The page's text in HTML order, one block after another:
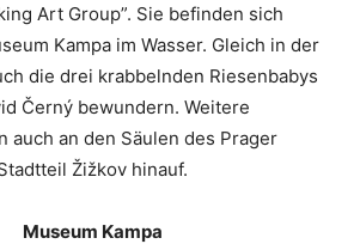
Art Group”. Sie befinden sich
Kampa im Wasser. Gleich in der
die drei krabbelnden Riesenbabys
Černý bewundern. Weitere
auch an den Säulen des Prager
Žižkov hinauf.
Museum Kampa